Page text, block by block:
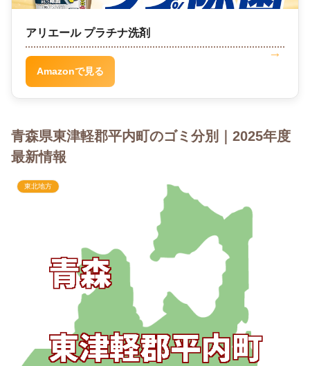
アリエール プラチナ洗剤
Amazonで見る
青森県東津軽郡平内町のゴミ分別｜2025年度
最新情報
東北地方